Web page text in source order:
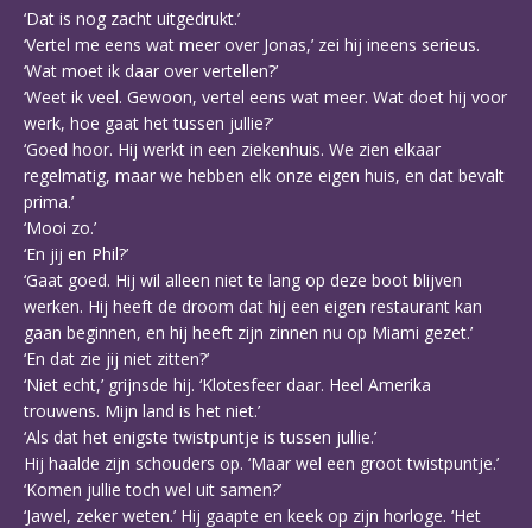
‘Dat is nog zacht uitgedrukt.’
‘Vertel me eens wat meer over Jonas,’ zei hij ineens serieus.
‘Wat moet ik daar over vertellen?’
‘Weet ik veel. Gewoon, vertel eens wat meer. Wat doet hij voor
werk, hoe gaat het tussen jullie?’
‘Goed hoor. Hij werkt in een ziekenhuis. We zien elkaar
regelmatig, maar we hebben elk onze eigen huis, en dat bevalt
prima.’
‘Mooi zo.’
‘En jij en Phil?’
‘Gaat goed. Hij wil alleen niet te lang op deze boot blijven
werken. Hij heeft de droom dat hij een eigen restaurant kan
gaan beginnen, en hij heeft zijn zinnen nu op Miami gezet.’
‘En dat zie jij niet zitten?’
‘Niet echt,’ grijnsde hij. ‘Klotesfeer daar. Heel Amerika
trouwens. Mijn land is het niet.’
‘Als dat het enigste twistpuntje is tussen jullie.’
Hij haalde zijn schouders op. ‘Maar wel een groot twistpuntje.’
‘Komen jullie toch wel uit samen?’
‘Jawel, zeker weten.’ Hij gaapte en keek op zijn horloge. ‘Het